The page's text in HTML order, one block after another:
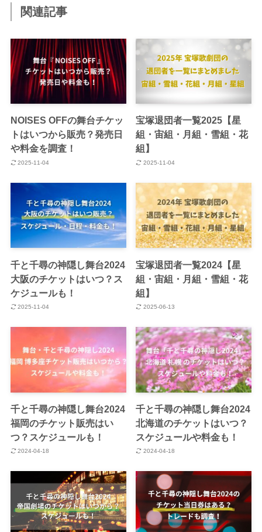
関連記事
NOISES OFFの舞台チケッ
トはいつから販売？発売日
や料金を調査！
2025-11-04
宝塚退団者一覧2025【星
組・宙組・月組・雪組・花
組】
2025-11-04
千と千尋の神隠し舞台2024
大阪のチケットはいつ？ス
ケジュールも！
2025-11-04
宝塚退団者一覧2024【星
組・宙組・月組・雪組・花
組】
2025-06-13
千と千尋の神隠し舞台2024
福岡のチケット販売はい
つ？スケジュールも！
2024-04-18
千と千尋の神隠し舞台2024
北海道のチケットはいつ？
スケジュールや料金も！
2024-04-18